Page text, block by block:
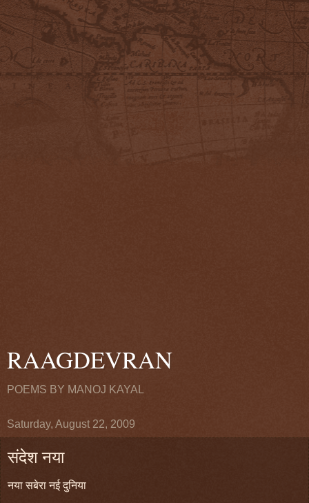
RAAGDEVRAN
POEMS BY MANOJ KAYAL
Saturday, August 22, 2009
संदेश नया
नया सबेरा नई दुनिया